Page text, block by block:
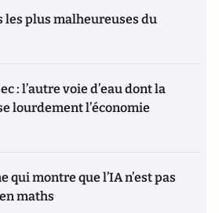
les plus malheureuses du
: l’autre voie d’eau dont la
lourdement l’économie
qui montre que l’IA n’est pas
maths